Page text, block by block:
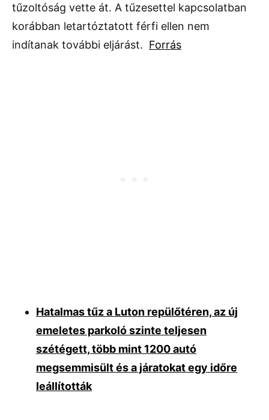
tűzoltóság vette át. A tűzesettel kapcsolatban
korábban letartóztatott férfi ellen nem
indítanak további eljárást. Forrás
Hatalmas tűz a Luton repülőtéren, az új
emeletes parkoló szinte teljesen
szétégett, több mint 1200 autó
megsemmisült és a járatokat egy időre
leállították